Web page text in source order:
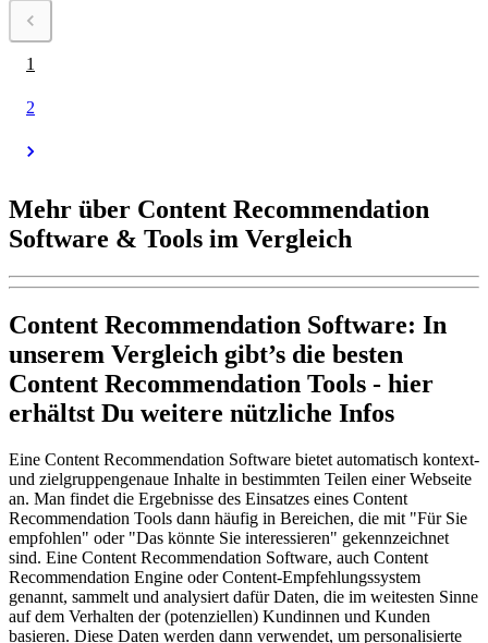
1
2
Mehr über Content Recommendation
Software & Tools im Vergleich
Content Recommendation Software: In
unserem Vergleich gibt’s die besten
Content Recommendation Tools - hier
erhältst Du weitere nützliche Infos
Eine Content Recommendation Software bietet automatisch kontext-
und zielgruppengenaue Inhalte in bestimmten Teilen einer Webseite
an. Man findet die Ergebnisse des Einsatzes eines Content
Recommendation Tools dann häufig in Bereichen, die mit "Für Sie
empfohlen" oder "Das könnte Sie interessieren" gekennzeichnet
sind. Eine Content Recommendation Software, auch Content
Recommendation Engine oder Content-Empfehlungssystem
genannt, sammelt und analysiert dafür Daten, die im weitesten Sinne
auf dem Verhalten der (potenziellen) Kundinnen und Kunden
basieren. Diese Daten werden dann verwendet, um personalisierte